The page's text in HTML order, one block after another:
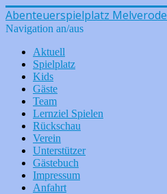
Abenteuerspielplatz Melverode
Navigation an/aus
Aktuell
Spielplatz
Kids
Gäste
Team
Lernziel Spielen
Rückschau
Verein
Unterstützer
Gästebuch
Impressum
Anfahrt